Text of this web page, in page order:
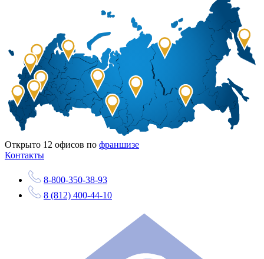
Открыто 12 офисов по франшизе
Контакты
8-800-350-38-93
8 (812) 400-44-10